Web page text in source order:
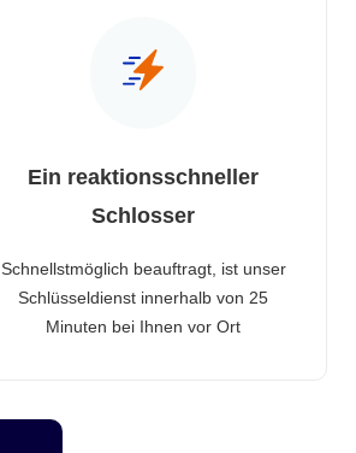
Ein reaktionsschneller
Schlosser
Schnellstmöglich beauftragt, ist unser
Schlüsseldienst innerhalb von 25
Minuten bei Ihnen vor Ort